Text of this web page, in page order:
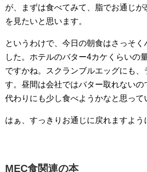
が、まずは食べてみて、脂でお通じ
を見たいと思います。
というわけで、今日の朝食はさっそく
した。ホテルのバター4カケくらいの
ですかね。スクランブルエッグにも、
す。昼間は会社ではバター取れないの
代わりにも少し食べようかなと思って
はぁ、すっきりお通じに戻れますよう
MEC食関連の本